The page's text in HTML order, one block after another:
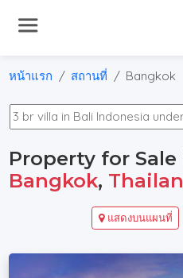
หน้าแรก สถานที่ Bangkok
Property for
Bangkok,
แสดงบนแผนที่